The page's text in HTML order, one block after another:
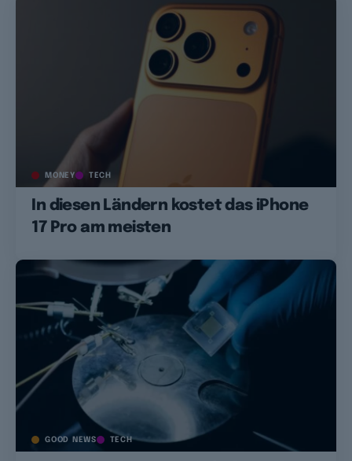
MONEY TECH
In diesen Ländern kostet das iPhone
17 Pro am meisten
GOOD NEWS TECH